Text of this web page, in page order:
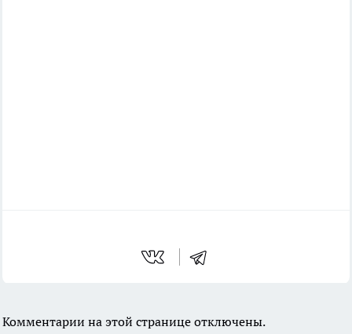
Комментарии на этой странице отключены.